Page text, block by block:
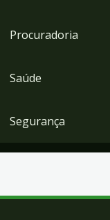
Procuradoria
Saúde
Segurança